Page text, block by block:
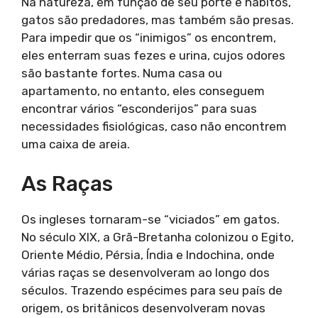
gatos são predadores, mas também são presas.
Para impedir que os “inimigos” os encontrem,
eles enterram suas fezes e urina, cujos odores
são bastante fortes. Numa casa ou
apartamento, no entanto, eles conseguem
encontrar vários “esconderijos” para suas
necessidades fisiológicas, caso não encontrem
uma caixa de areia.
As Raças
Os ingleses tornaram-se “viciados” em gatos.
No século XIX, a Grã-Bretanha colonizou o Egito,
Oriente Médio, Pérsia, Índia e Indochina, onde
várias raças se desenvolveram ao longo dos
séculos. Trazendo espécimes para seu país de
origem, os britânicos desenvolveram novas